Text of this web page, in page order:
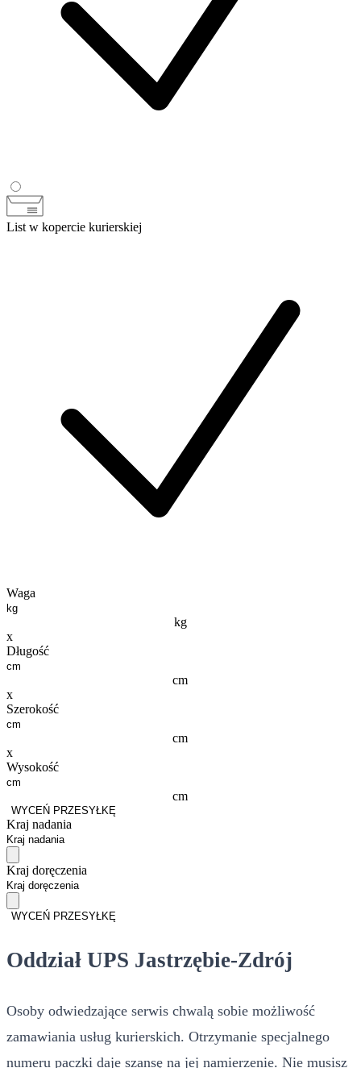
List w kopercie kurierskiej
Waga
kg
x
Długość
cm
x
Szerokość
cm
x
Wysokość
cm
WYCEŃ PRZESYŁKĘ
Kraj nadania
Kraj doręczenia
WYCEŃ PRZESYŁKĘ
Oddział UPS Jastrzębie-Zdrój
Osoby odwiedzające serwis chwalą sobie możliwość
zamawiania usług kurierskich. Otrzymanie specjalnego
numeru paczki daje szansę na jej namierzenie. Nie musisz